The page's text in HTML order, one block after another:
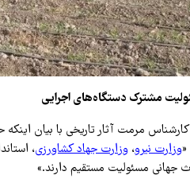
مشترک دستگاه‌های اجرایی
مرمت آثار تاریخی با بیان
وزارت نیرو، وزارت جهاد کشاورزی،
جهانی مسئولیت مستقیم دارند.»